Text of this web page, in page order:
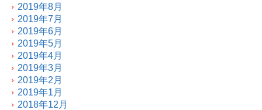
2019年8月
2019年7月
2019年6月
2019年5月
2019年4月
2019年3月
2019年2月
2019年1月
2018年12月